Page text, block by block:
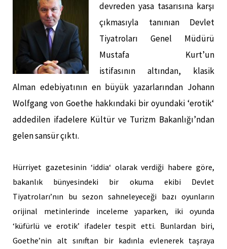
devreden yasa tasarısına karşı
çıkmasıyla tanınıan Devlet
Tiyatroları Genel Müdürü
Mustafa Kurt’un
istifasının altından, klasik
Alman edebiyatının en büyük yazarlarından Johann
Wolfgang von Goethe hakkındaki bir oyundaki ‘erotik‘
addedilen ifadelere Kültür ve Turizm Bakanlığı’ndan
gelen sansür çıktı.
Hürriyet gazetesinin ‘iddia‘ olarak verdiği habere göre,
bakanlık bünyesindeki bir okuma ekibi Devlet
Tiyatroları’nın bu sezon sahneleyeceği bazı oyunların
orijinal metinlerinde inceleme yaparken, iki oyunda
‘küfürlü ve erotik’ ifadeler tespit etti. Bunlardan biri,
Goethe’nin alt sınıftan bir kadınla evlenerek taşraya